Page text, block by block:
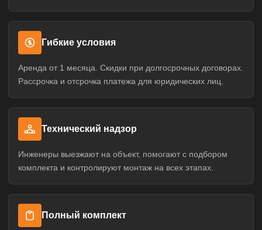
Гибкие условия
Аренда от 1 месяца. Скидки при долгосрочных договорах.
Рассрочка и отсрочка платежа для юридических лиц.
Технический надзор
Инженеры выезжают на объект, помогают с подбором
комплекта и контролируют монтаж на всех этапах.
Полный комплект